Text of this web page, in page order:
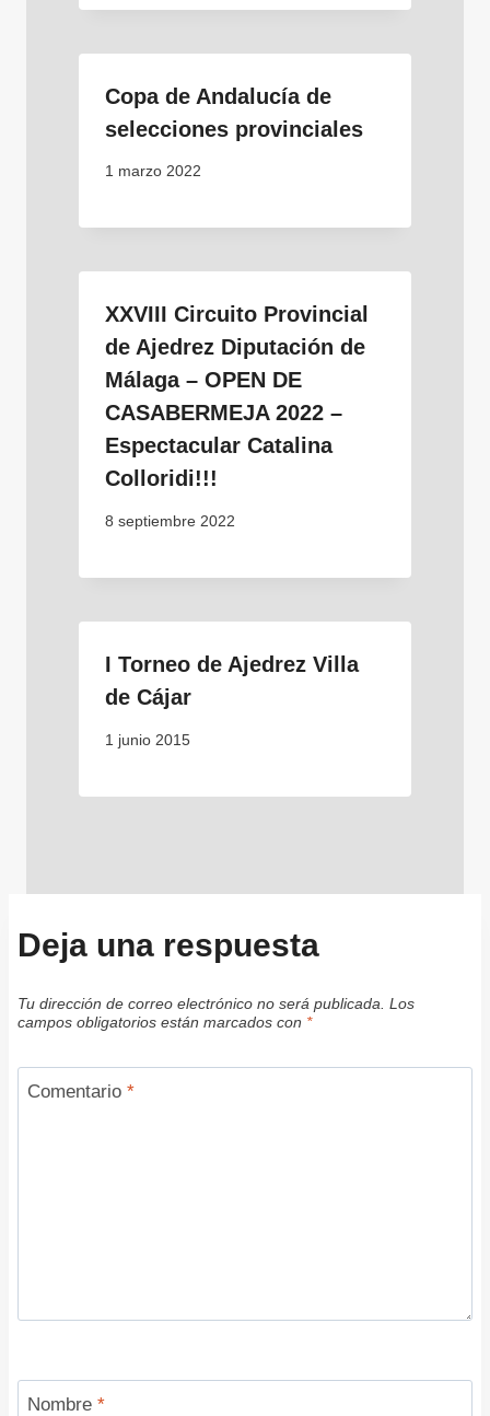
Copa de Andalucía de
selecciones provinciales
1 marzo 2022
XXVIII Circuito Provincial
de Ajedrez Diputación de
Málaga – OPEN DE
CASABERMEJA 2022 –
Espectacular Catalina
Colloridi!!!
8 septiembre 2022
I Torneo de Ajedrez Villa
de Cájar
1 junio 2015
Deja una respuesta
Tu dirección de correo electrónico no será publicada. Los
campos obligatorios están marcados con *
Comentario *
Nombre *